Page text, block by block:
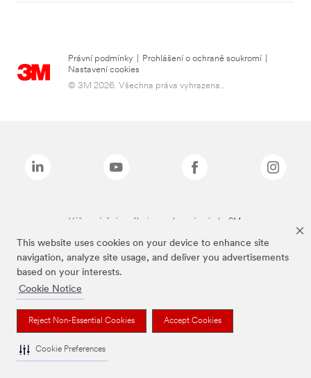
This website uses cookies on your device to enhance site
navigation, analyze site usage, and deliver you advertisements
based on your interests.
Cookie Notice
Reject Non-Essential Cookies Accept Cookies
Cookie Preferences
Právní podmínky Prohlášení o ochraně soukromí
Nastavení cookies
© 3M 2026. Všechna práva vyhrazena..
Výše zmíněné značky jsou ochranné známky 3M.